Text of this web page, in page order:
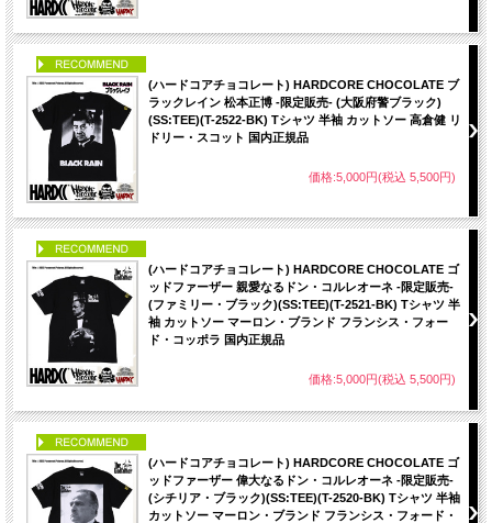
(ハードコアチョコレート) HARDCORE CHOCOLATE ブ
ラックレイン 松本正博 -限定販売- (大阪府警ブラック)
(SS:TEE)(T-2522-BK) Tシャツ 半袖 カットソー 高倉健 リ
ドリー・スコット 国内正規品
価格:5,000円(税込 5,500円)
(ハードコアチョコレート) HARDCORE CHOCOLATE ゴ
ッドファーザー 親愛なるドン・コルレオーネ -限定販売-
(ファミリー・ブラック)(SS:TEE)(T-2521-BK) Tシャツ 半
袖 カットソー マーロン・ブランド フランシス・フォー
ド・コッポラ 国内正規品
価格:5,000円(税込 5,500円)
(ハードコアチョコレート) HARDCORE CHOCOLATE ゴ
ッドファーザー 偉大なるドン・コルレオーネ -限定販売-
(シチリア・ブラック)(SS:TEE)(T-2520-BK) Tシャツ 半袖
カットソー マーロン・ブランド フランシス・フォード・